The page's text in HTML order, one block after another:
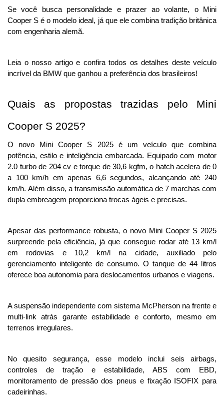
Se você busca personalidade e prazer ao volante, o Mini
Cooper S é o modelo ideal, já que ele combina tradição britânica
com engenharia alemã.
Leia o nosso artigo e confira todos os detalhes deste veículo
incrível da BMW que ganhou a preferência dos brasileiros!
Quais as propostas trazidas pelo Mini
Cooper S 2025?
O novo Mini Cooper S 2025 é um veículo que combina
potência, estilo e inteligência embarcada. Equipado com motor
2.0 turbo de 204 cv e torque de 30,6 kgfm, o hatch acelera de 0
a 100 km/h em apenas 6,6 segundos, alcançando até 240
km/h. Além disso, a transmissão automática de 7 marchas com
dupla embreagem proporciona trocas ágeis e precisas.
Apesar das performance robusta, o novo Mini Cooper S 2025
surpreende pela eficiência, já que consegue rodar até 13 km/l
em rodovias e 10,2 km/l na cidade, auxiliado pelo
gerenciamento inteligente de consumo. O tanque de 44 litros
oferece boa autonomia para deslocamentos urbanos e viagens.
A suspensão independente com sistema McPherson na frente e
multi-link atrás garante estabilidade e conforto, mesmo em
terrenos irregulares.
No quesito segurança, esse modelo inclui seis airbags,
controles de tração e estabilidade, ABS com EBD,
monitoramento de pressão dos pneus e fixação ISOFIX para
cadeirinhas.